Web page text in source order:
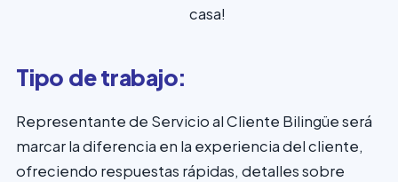
casa!
Tipo de trabajo:
Representante de Servicio al Cliente Bilingüe será
marcar la diferencia en la experiencia del cliente,
ofreciendo respuestas rápidas, detalles sobre